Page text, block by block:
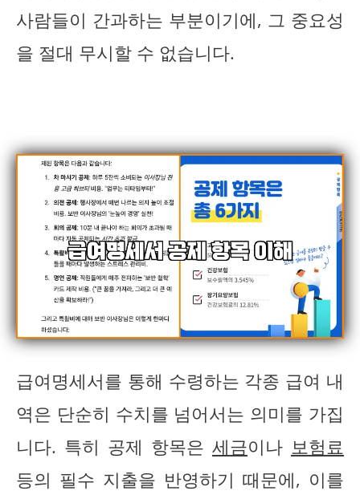
사람들이 간과하는 부분이기에, 그 중요성
을 절대 무시할 수 없습니다.
급여명세서를 통해 수령하는 각종 급여 내
역은 단순히 수치를 넘어서는 의미를 가집
니다. 특히 공제 항목은 세금이나 보험료
등의 필수 지출을 반영하기 때문에, 이를